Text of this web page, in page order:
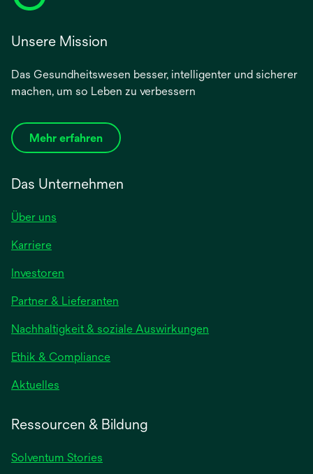
Unsere Mission
Das Gesundheitswesen besser, intelligenter und sicherer
machen, um so Leben zu verbessern
Mehr erfahren
Das Unternehmen
Über uns
Karriere
Investoren
Partner & Lieferanten
Nachhaltigkeit & soziale Auswirkungen
Ethik & Compliance
Aktuelles
Ressourcen & Bildung
Solventum Stories